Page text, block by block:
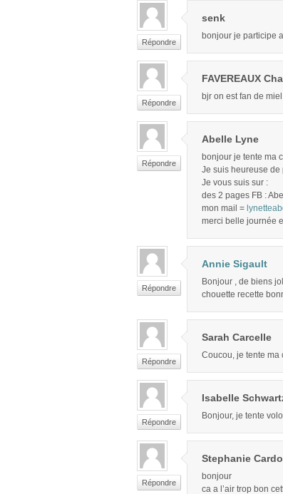
Répondre
senk
bonjour je participe
Répondre
FAVEREAUX
bjr on est fan de
Répondre
Abelle Lyne
bonjour je tente ma
Je suis heureuse
Je vous suis sur :
des 2 pages FB :
mon mail =
merci belle journée
Répondre
Annie Sigault
Bonjour , de biens
chouette recette
Répondre
Sarah Carcelle
Coucou, je tente
Répondre
Isabelle
Bonjour, je tente
Répondre
Stephanie
bonjour
ca a l’air trop bon